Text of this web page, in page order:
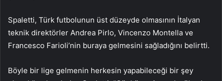
Spaletti, Türk futbolunun üst düzeyde olmasının İtalyan
teknik direktörler Andrea Pirlo, Vincenzo Montella ve
Francesco Farioli’nin buraya gelmesini sağladığını belirtti.
Böyle bir lige gelmenin herkesin yapabileceği bir şey